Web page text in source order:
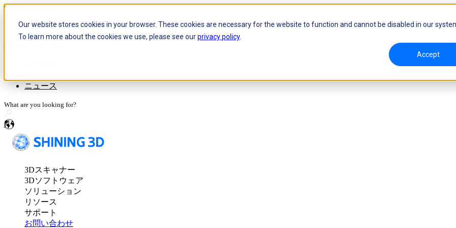
Our website stores cookies in your browser. These cookies are necessary for the website to function and cannot be disabled in our
To learn more about the cookies we use, please see ourprivacy policy.
Accept
Skip to content
ニュース
ja
3Dスキャナー
ハンディ3Dレーザースキャナー
3Dソフトウェア
ソリューション
リソース
サポート
お問い合わせ